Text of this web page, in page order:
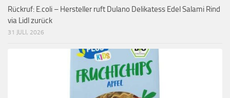
Rückruf: E.coli – Hersteller ruft Dulano Delikatess Edel Salami Rind
via Lidl zurück
31 JULI, 2026